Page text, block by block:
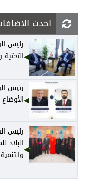
احدث
رئيس
رئيس
رئيس
البلاد
والتنمية